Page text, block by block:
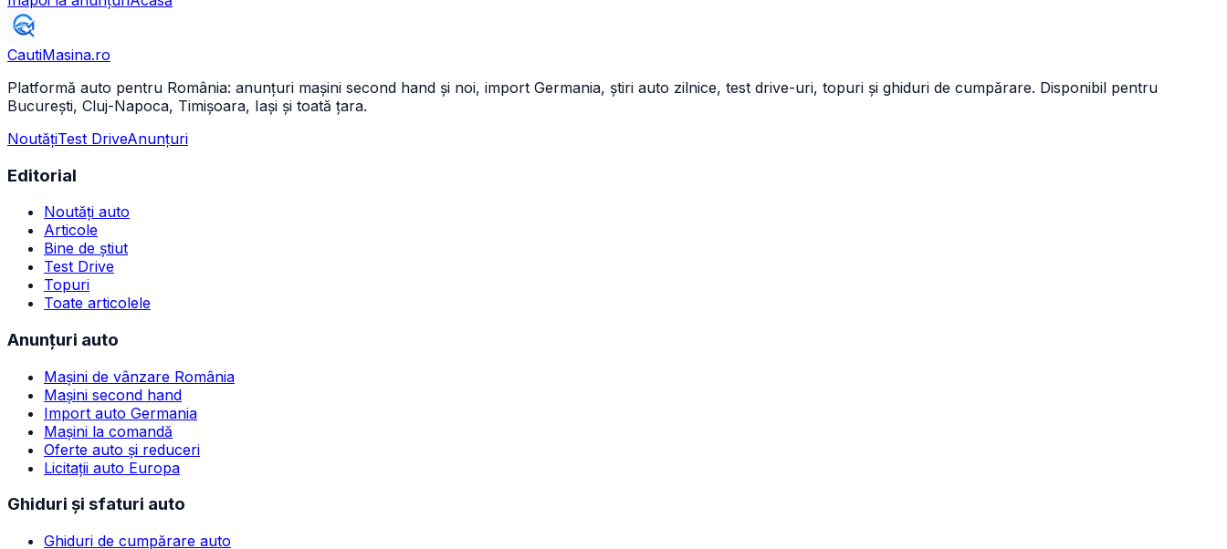
CautiMasina.ro
Platformă auto pentru România: anunțuri mașini second hand și noi, import Germania, știri auto zilnice, test drive-uri, topuri și ghiduri de cumpărare. Disponibil pentru
București, Cluj-Napoca, Timișoara, Iași și toată țara.
NoutățiTest DriveAnunțuri
Editorial
Noutăți auto
Articole
Bine de știut
Test Drive
Topuri
Toate articolele
Anunțuri auto
Mașini de vânzare România
Mașini second hand
Import auto Germania
Mașini la comandă
Oferte auto și reduceri
Licitații auto Europa
Ghiduri și sfaturi auto
Ghiduri de cumpărare auto